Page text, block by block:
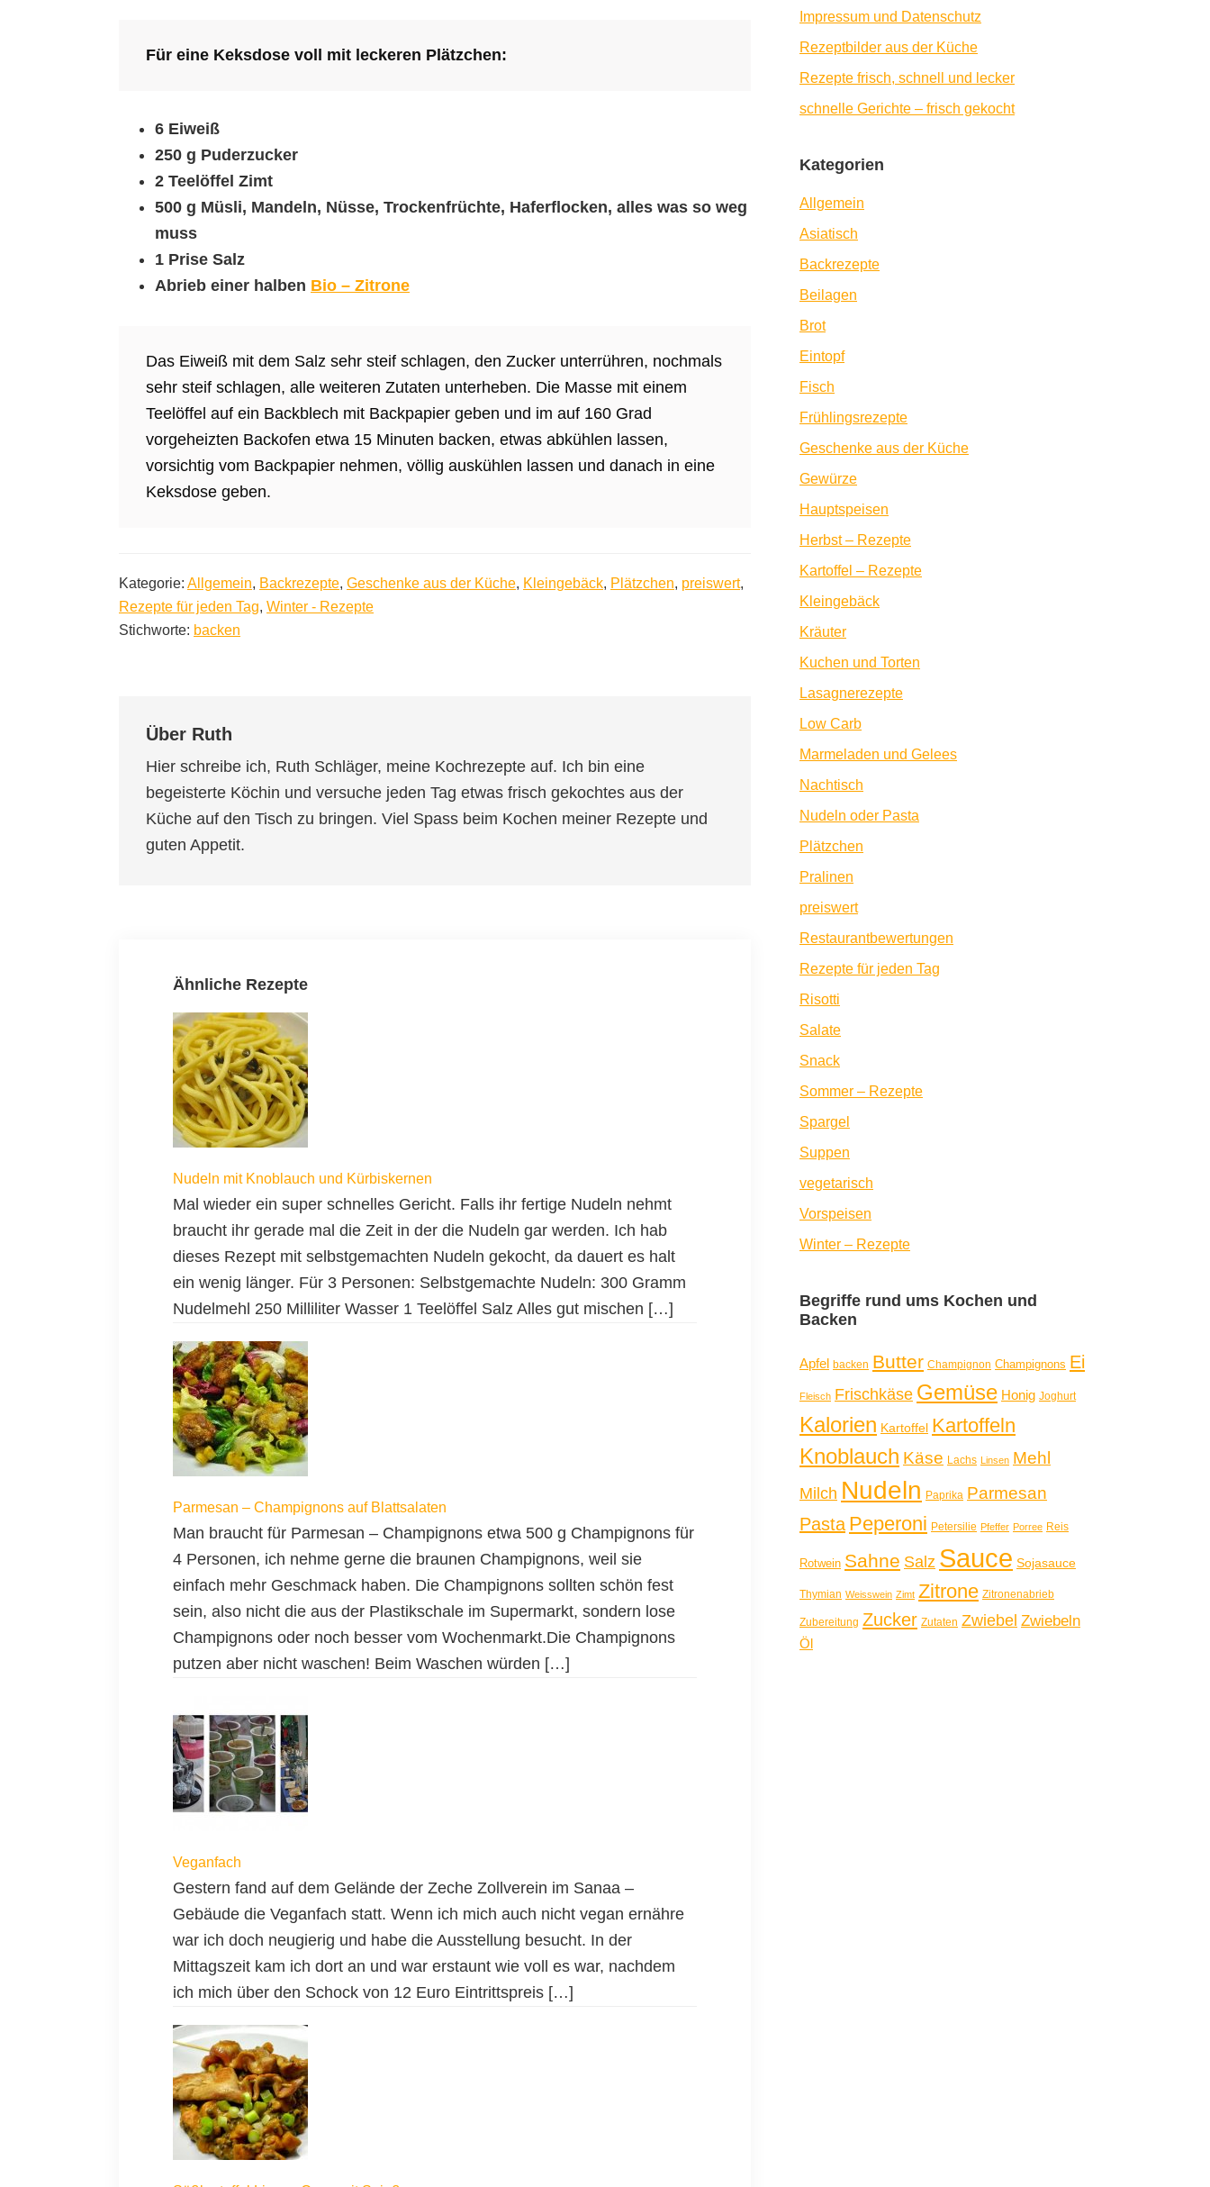
Für eine Keksdose voll mit leckeren Plätzchen:
6 Eiweiß
250 g Puderzucker
2 Teelöffel Zimt
500 g Müsli, Mandeln, Nüsse, Trockenfrüchte, Haferflocken, alles was so weg
muss
1 Prise Salz
Abrieb einer halben Bio – Zitrone
Das Eiweiß mit dem Salz sehr steif schlagen, den Zucker unterrühren, nochmals
sehr steif schlagen, alle weiteren Zutaten unterheben. Die Masse mit einem
Teelöffel auf ein Backblech mit Backpapier geben und im auf 160 Grad
vorgeheizten Backofen etwa 15 Minuten backen, etwas abkühlen lassen,
vorsichtig vom Backpapier nehmen, völlig auskühlen lassen und danach in eine
Keksdose geben.
Kategorie: Allgemein, Backrezepte, Geschenke aus der Küche, Kleingebäck, Plätzchen, preiswert,
Rezepte für jeden Tag, Winter - Rezepte
Stichworte: backen
Über Ruth
Hier schreibe ich, Ruth Schläger, meine Kochrezepte auf. Ich bin eine
begeisterte Köchin und versuche jeden Tag etwas frisch gekochtes aus der
Küche auf den Tisch zu bringen. Viel Spass beim Kochen meiner Rezepte und
guten Appetit.
Ähnliche Rezepte
Nudeln mit Knoblauch und Kürbiskernen
Mal wieder ein super schnelles Gericht. Falls ihr fertige Nudeln nehmt
braucht ihr gerade mal die Zeit in der die Nudeln gar werden. Ich hab
dieses Rezept mit selbstgemachten Nudeln gekocht, da dauert es halt
ein wenig länger. Für 3 Personen: Selbstgemachte Nudeln: 300 Gramm
Nudelmehl 250 Milliliter Wasser 1 Teelöffel Salz Alles gut mischen […]
Parmesan – Champignons auf Blattsalaten
Man braucht für Parmesan – Champignons etwa 500 g Champignons für
4 Personen, ich nehme gerne die braunen Champignons, weil sie
einfach mehr Geschmack haben. Die Champignons sollten schön fest
sein, also nicht die aus der Plastikschale im Supermarkt, sondern lose
Champignons oder noch besser vom Wochenmarkt.Die Champignons
putzen aber nicht waschen! Beim Waschen würden […]
Veganfach
Gestern fand auf dem Gelände der Zeche Zollverein im Sanaa –
Gebäude die Veganfach statt. Wenn ich mich auch nicht vegan ernähre
war ich doch neugierig und habe die Ausstellung besucht. In der
Mittagszeit kam ich dort an und war erstaunt wie voll es war, nachdem
ich mich über den Schock von 12 Euro Eintrittspreis […]
Impressum und Datenschutz
Rezeptbilder aus der Küche
Rezepte frisch, schnell und lecker
schnelle Gerichte – frisch gekocht
Kategorien
Allgemein
Asiatisch
Backrezepte
Beilagen
Brot
Eintopf
Fisch
Frühlingsrezepte
Geschenke aus der Küche
Gewürze
Hauptspeisen
Herbst – Rezepte
Kartoffel – Rezepte
Kleingebäck
Kräuter
Kuchen und Torten
Lasagnerezepte
Low Carb
Marmeladen und Gelees
Nachtisch
Nudeln oder Pasta
Plätzchen
Pralinen
preiswert
Restaurantbewertungen
Rezepte für jeden Tag
Risotti
Salate
Snack
Sommer – Rezepte
Spargel
Suppen
vegetarisch
Vorspeisen
Winter – Rezepte
Begriffe rund ums Kochen und
Backen
Apfel backen Butter Champignon Champignons Ei
Fleisch Frischkäse Gemüse Honig Joghurt
Kalorien Kartoffel Kartoffeln
Knoblauch Käse Lachs Linsen Mehl
Milch Nudeln Paprika Parmesan
Pasta Peperoni Petersilie Pfeffer Porree Reis
Rotwein Sahne Salz Sauce Sojasauce
Thymian Weisswein Zimt Zitrone Zitronenabrieb
Zubereitung Zucker Zutaten Zwiebel Zwiebeln
Öl